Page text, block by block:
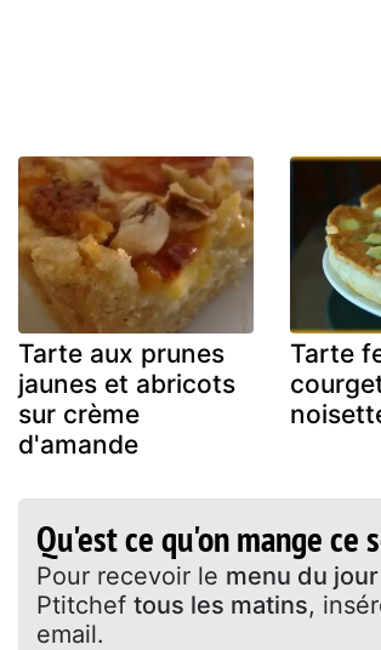
Tarte aux prunes
jaunes et abricots
sur crème
d'amande
Tarte
Qu'est ce qu'on mange ce
Pour recevoir le menu du jour
Ptitchef tous les matins,
email.